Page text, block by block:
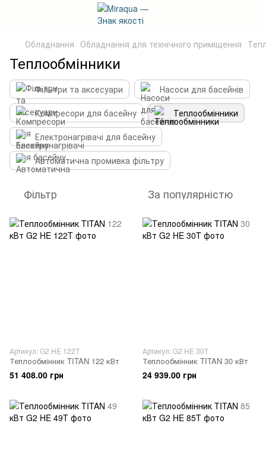
Обладнання Обладнання для технічного приміщення
Теплообмінники
Фільтри та аксесуари
Насоси для басейнів
Компресори для басейну
Теплообмінники
Електронагрівачі для басейну
Автоматична промивка фільтру
Фільтр За популярністю
Артикул: G2 HE 122T
Теплообмінник TITAN 122 кВт
51 408.00 грн
Артикул: G2 HE 30T
Теплообмінник TITAN 30 кВт
24 939.00 грн